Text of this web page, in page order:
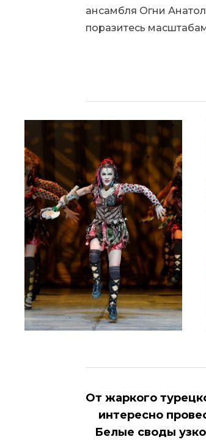
ансамбля Огни
поразитесь
От жаркого
интересно
Белые своды